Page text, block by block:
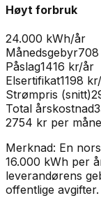
Høyt forbruk
24.000 kWh/år
Månedsgebyr708
Påslag1416 kr/år
Elsertifikat1198
Strømpris (snitt)
Total årskostnad
2754 kr per
Merknad: En
16.000 kWh per
leverandørens
offentlige avgifter.